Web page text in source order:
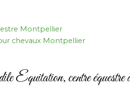
Montpellier
chevaux Montpellier
centre équestre